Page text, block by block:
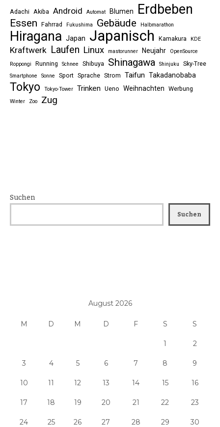
Adachi Akiba Android Automat Blumen Erdbeben
Essen Fahrrad Fukushima Gebäude Halbmarathon
Hiragana Japan Japanisch Kamakura KDE
Kraftwerk Laufen Linux mastorunner Neujahr
OpenSource
Roppongi
Running Schnee Shibuya Shinagawa Shinjuku Sky-Tree
Smartphone Sonne Sport Sprache Strom Taifun Takadanobaba
Tokyo Tokyo-Tower Trinken Ueno Weihnachten Werbung
Winter Zoo Zug
Suchen
Suchen
August 2026
M D M D F S S
1 2
3 4 5 6 7 8 9
10 11 12 13 14 15 16
17 18 19 20 21 22 23
24 25 26 27 28 29 30